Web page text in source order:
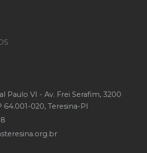
Paulo VI - Av. Frei Serafim, 3200
64.001-020, Teresina-PI